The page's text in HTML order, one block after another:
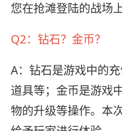
您在抢滩登陆的战场
Q2：钻石？金币？
A：钻石是游戏中的
道具等；金币是游戏
物的升级等操作。本